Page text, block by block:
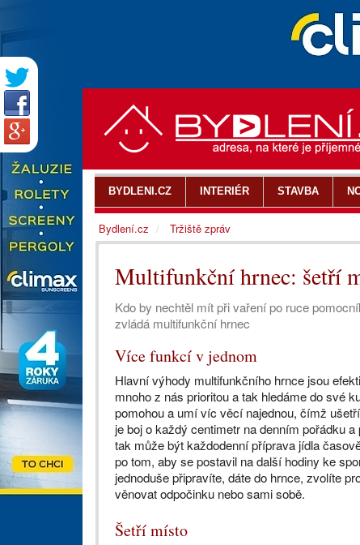
Multifunkční hrnec: šetří
Kdo by nechtěl mít při vaření po ruce
zvládá multifunkční hrnec
Více funkcí v jednom
Hlavní výhody multifunkčního hrnce jsou
mnoho z nás prioritou a tak hledáme do své
pomohou a umí víc věcí najednou, čímž
je boj o každý centimetr na denním pořádku
tak může být každodenní příprava jídla
po tom, aby se postavil na další hodiny ke
jednoduše připravíte, dáte do hrnce, zvolíte
věnovat odpočinku nebo sami sobě.
Šetří místo
BYDLENI.CZ INTERIÉR STAVBA
Bydlení.cz Tržiště zpráv